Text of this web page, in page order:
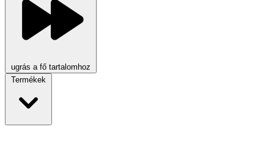
ugrás a fő tartalomhoz
Termékek